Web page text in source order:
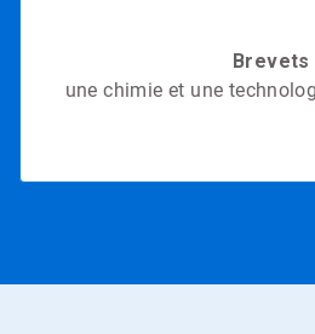
Brevets
une chimie et une